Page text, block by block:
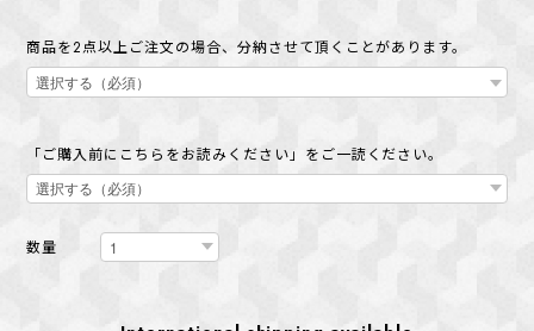
商品を2点以上ご注文の場合、分納させて頂くことがあります。
「ご購入前にこちらをお読みください」をご一読ください。
数量